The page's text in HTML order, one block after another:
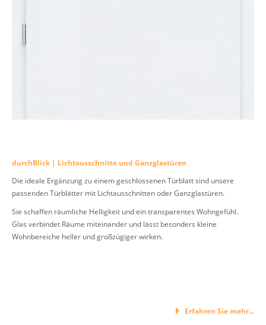
durchBlick | Lichtausschnitte und Ganzglastüren
Die ideale Ergänzung zu einem geschlossenen Türblatt sind unsere
passenden Türblätter mit Lichtausschnitten oder Ganzglastüren.
Sie schaffen räumliche Helligkeit und ein transparentes Wohngefühl.
Glas verbindet Räume miteinander und lässt besonders kleine
Wohnbereiche heller und großzügiger wirken.
Erfahren Sie mehr...